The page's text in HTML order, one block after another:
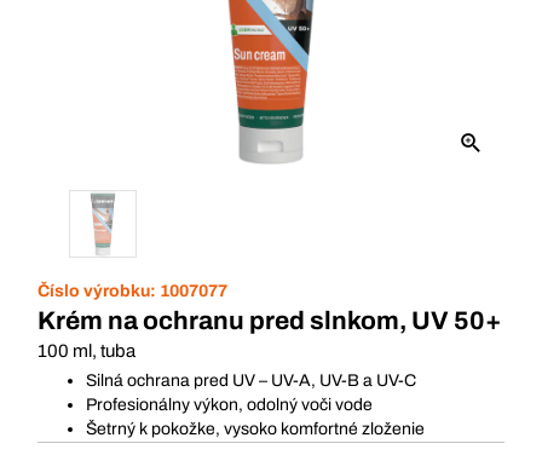
Číslo výrobku: 1007077
Krém na ochranu pred slnkom, UV 50+
100 ml, tuba
Silná ochrana pred UV – UV-A, UV-B a UV-C
Profesionálny výkon, odolný voči vode
Šetrný k pokožke, vysoko komfortné zloženie